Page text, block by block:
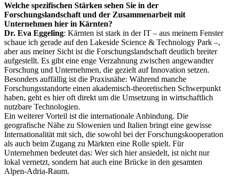
Welche spezifischen Stärken sehen Sie in der
Forschungslandschaft und der Zusammenarbeit mit
Unternehmen hier in Kärnten?
Dr. Eva Eggeling: Kärnten ist stark in der IT – aus meinem Fenster
schaue ich gerade auf den Lakeside Science & Technology Park –,
aber aus meiner Sicht ist die Forschungslandschaft deutlich breiter
aufgestellt. Es gibt eine enge Verzahnung zwischen angewandter
Forschung und Unternehmen, die gezielt auf Innovation setzen.
Besonders auffällig ist die Praxisnähe: Während manche
Forschungsstandorte einen akademisch-theoretischen Schwerpunkt
haben, geht es hier oft direkt um die Umsetzung in wirtschaftlich
nutzbare Technologien.
Ein weiterer Vorteil ist die internationale Anbindung. Die
geografische Nähe zu Slowenien und Italien bringt eine gewisse
Internationalität mit sich, die sowohl bei der Forschungskooperation
als auch beim Zugang zu Märkten eine Rolle spielt. Für
Unternehmen bedeutet das: Wer sich hier ansiedelt, ist nicht nur
lokal vernetzt, sondern hat auch eine Brücke in den gesamten
Alpen-Adria-Raum.